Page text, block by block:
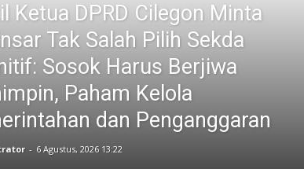
Ketua DPRD Cilegon Minta
Tak Salah Pilih Sekda
Sosok Harus Berjiwa
Paham Kelola
dan Penganggaran
- 6 Agustus, 2026 13:22